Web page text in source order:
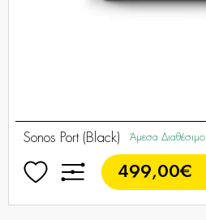
Sonos Port (Black) Άμεσα Διαθέσιμο
499,00€